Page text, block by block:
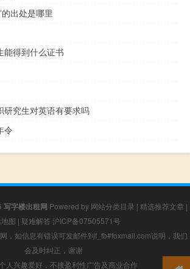
出处是哪里
能得到什么证书
研究生对英语有要求吗
令
写字楼出租网 Powered by 网站分类目录 | 精选推荐文章 |
图 | 疑难解答 沪ICP备07505571号
，如信息有错误可发邮件到f_fb#foxmail.com说明，我们
会及时纠正，谢谢
人兴趣爱好，不接盈利性广告及商业合作